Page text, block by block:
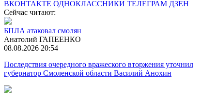
ВКОНТАКТЕ ОДНОКЛАССНИКИ ТЕЛЕГРАМ ДЗЕН
Сейчас читают:
БПЛА атаковал смолян
Анатолий ГАПЕЕНКО
08.08.2026 20:54
Последствия очередного вражеского вторжения уточнил
губернатор Смоленской области Василий Анохин